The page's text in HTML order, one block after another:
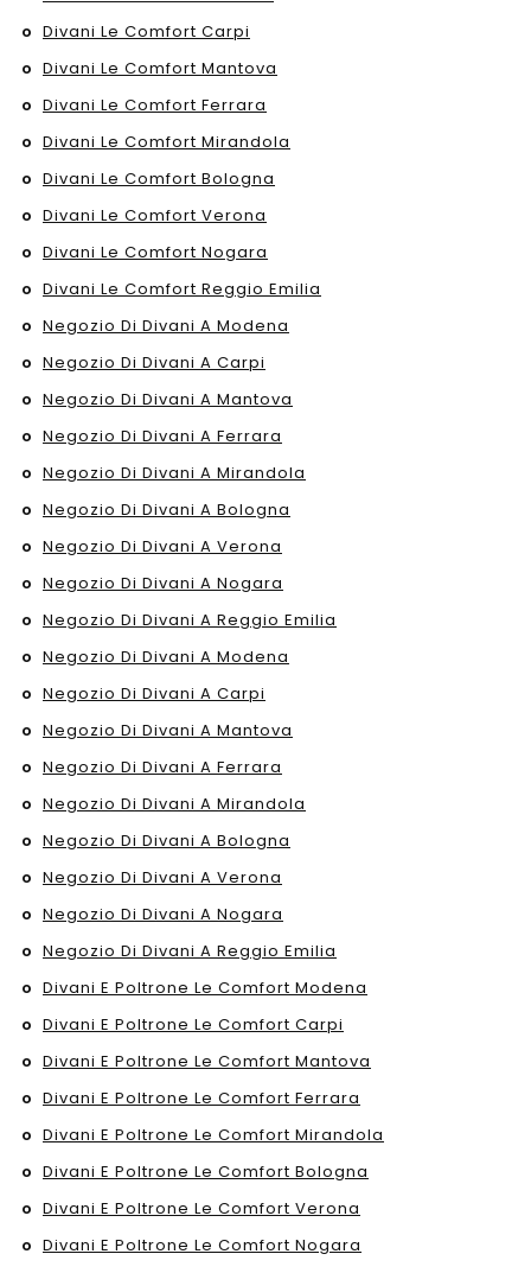
Divani Le Comfort Carpi
Divani Le Comfort Mantova
Divani Le Comfort Ferrara
Divani Le Comfort Mirandola
Divani Le Comfort Bologna
Divani Le Comfort Verona
Divani Le Comfort Nogara
Divani Le Comfort Reggio Emilia
Negozio Di Divani A Modena
Negozio Di Divani A Carpi
Negozio Di Divani A Mantova
Negozio Di Divani A Ferrara
Negozio Di Divani A Mirandola
Negozio Di Divani A Bologna
Negozio Di Divani A Verona
Negozio Di Divani A Nogara
Negozio Di Divani A Reggio Emilia
Negozio Di Divani A Modena
Negozio Di Divani A Carpi
Negozio Di Divani A Mantova
Negozio Di Divani A Ferrara
Negozio Di Divani A Mirandola
Negozio Di Divani A Bologna
Negozio Di Divani A Verona
Negozio Di Divani A Nogara
Negozio Di Divani A Reggio Emilia
Divani E Poltrone Le Comfort Modena
Divani E Poltrone Le Comfort Carpi
Divani E Poltrone Le Comfort Mantova
Divani E Poltrone Le Comfort Ferrara
Divani E Poltrone Le Comfort Mirandola
Divani E Poltrone Le Comfort Bologna
Divani E Poltrone Le Comfort Verona
Divani E Poltrone Le Comfort Nogara